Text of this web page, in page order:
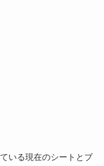
いる現在のシートとブ